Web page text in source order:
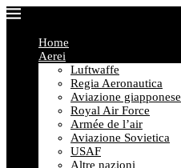
Home
Aerei
Luftwaffe
Regia Aeronautica
Aviazione giapponese
Royal Air Force
Armée de l’air
Aviazione Sovietica
USAF
Altre nazioni